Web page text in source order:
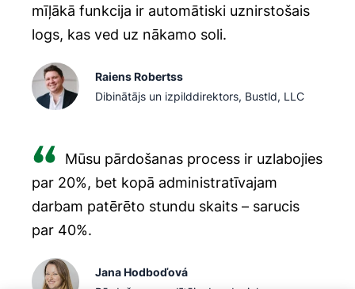
mīļākā funkcija ir automātiski uznirstošais
logs, kas ved uz nākamo soli.
Raiens Robertss
Dibinātājs un izpilddirektors, Bustld, LLC
Mūsu pārdošanas process ir uzlabojies
par 20%, bet kopā administratīvajam
darbam patērēto stundu skaits – sarucis
par 40%.
Jana Hodboďová